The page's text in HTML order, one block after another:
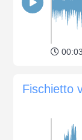
Fischietto